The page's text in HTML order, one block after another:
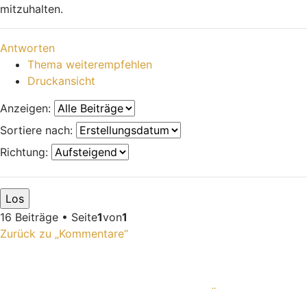
mitzuhalten.
Antworten
Thema weiterempfehlen
Druckansicht
Anzeigen:
Sortiere nach:
Richtung:
16 Beiträge • Seite1von1
Zurück zu „Kommentare“